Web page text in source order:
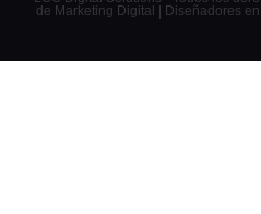
de Marketing Digital | Diseñadores